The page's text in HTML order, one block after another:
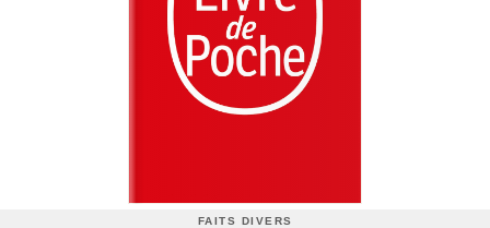
FAITS DIVERS